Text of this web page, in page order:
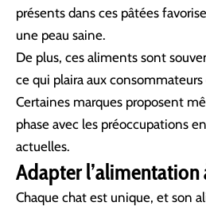
présents dans ces pâtées
une peau saine.
De plus, ces aliments sont
ce qui plaira aux consommateurs
Certaines marques proposent
phase avec les préoccupations
actuelles.
Adapter l’alimentation
Chaque chat est unique, et son